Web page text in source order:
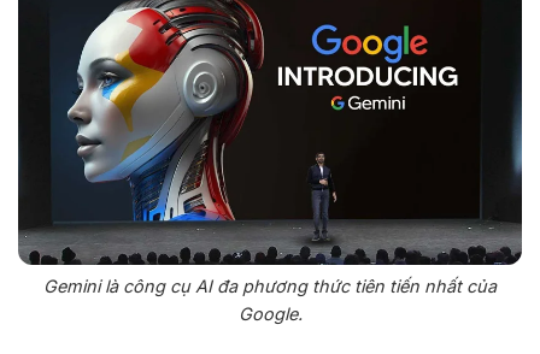
Gemini là công cụ AI đa phương thức tiên tiến nhất của
Google.